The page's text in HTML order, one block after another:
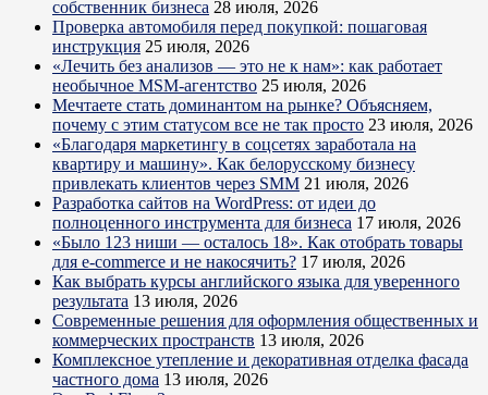
собственник бизнеса 28 июля, 2026
Проверка автомобиля перед покупкой: пошаговая
инструкция 25 июля, 2026
«Лечить без анализов — это не к нам»: как работает
необычное MSM-агентство 25 июля, 2026
Мечтаете стать доминантом на рынке? Объясняем,
почему с этим статусом все не так просто 23 июля, 2026
«Благодаря маркетингу в соцсетях заработала на
квартиру и машину». Как белорусскому бизнесу
привлекать клиентов через SMM 21 июля, 2026
Разработка сайтов на WordPress: от идеи до
полноценного инструмента для бизнеса 17 июля, 2026
«Было 123 ниши — осталось 18». Как отобрать товары
для e-commerce и не накосячить? 17 июля, 2026
Как выбрать курсы английского языка для уверенного
результата 13 июля, 2026
Современные решения для оформления общественных и
коммерческих пространств 13 июля, 2026
Комплексное утепление и декоративная отделка фасада
частного дома 13 июля, 2026